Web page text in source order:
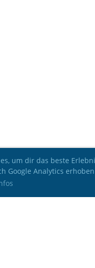
um dir das beste
Google Analytics